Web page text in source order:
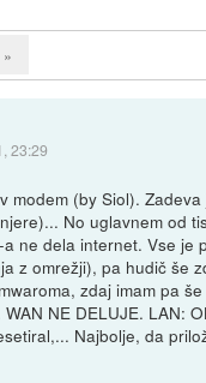
»
23:29
modem (by Siol).
No uglavnem od
ne dela internet. Vse je
z omrežji), pa hudič še
zdaj imam pa
NE DELUJE. LAN:
Najbolje, da